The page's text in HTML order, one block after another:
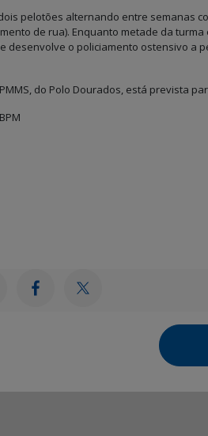
pelotões alternando entre semanas
de rua). Enquanto metade da
desenvolve o policiamento ostensivo a
do Polo Dourados, está prevista